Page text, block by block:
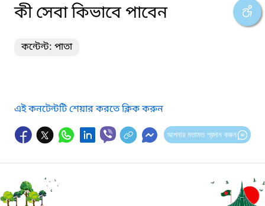
কী সেবা কিভাবে পাবেন
কন্টেন্ট: পাতা
এই কনটেন্টটি শেয়ার করতে ক্লিক করুন
আপনার মতামত প্রদান করুন